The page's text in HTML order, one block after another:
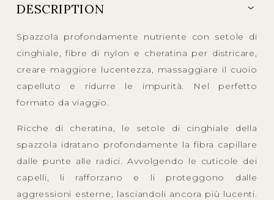
DESCRIPTION
Spazzola profondamente nutriente con setole di
cinghiale, fibre di nylon e cheratina per districare,
creare maggiore lucentezza, massaggiare il cuoio
capelluto e ridurre le impurità. Nel perfetto
formato da viaggio.
Ricche di cheratina, le setole di cinghiale della
spazzola idratano profondamente la fibra capillare
dalle punte alle radici. Avvolgendo le cuticole dei
capelli, li rafforzano e li proteggono dalle
aggressioni esterne, lasciandoli ancora più lucenti.